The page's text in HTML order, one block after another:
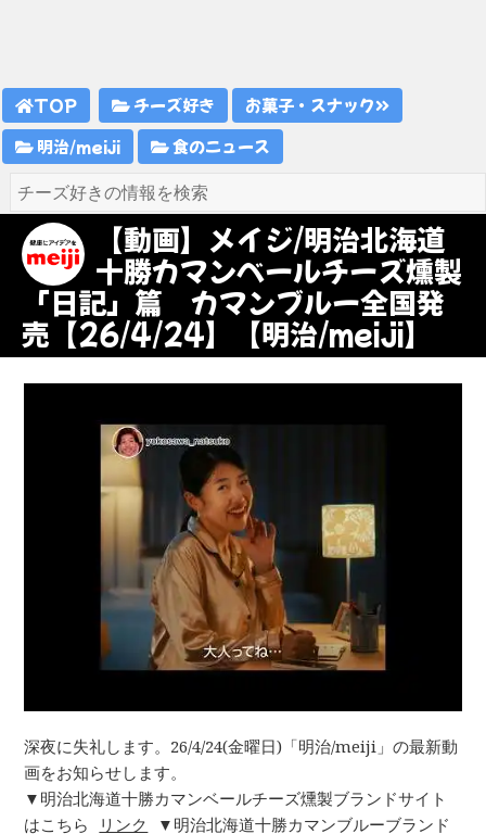
TOP チーズ好き
お菓子・スナック
明治/meiji
食のニュース
【動画】メイジ/明治北海道
十勝カマンベールチーズ燻製
「日記」篇 カマンブルー全国発
売【26/4/24】【明治/meiji】
深夜に失礼します。26/4/24(金曜日)「明治/meiji」の最新動
画をお知らせします。
▼明治北海道十勝カマンベールチーズ燻製ブランドサイト
はこちら
リンク
▼明治北海道十勝カマンブルーブランド